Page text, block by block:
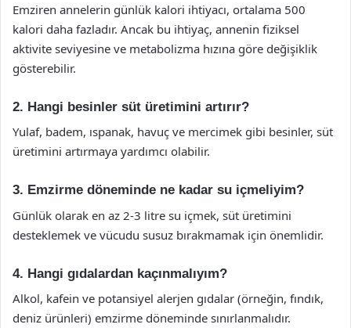
Emziren annelerin günlük kalori ihtiyacı, ortalama 500
kalori daha fazladır. Ancak bu ihtiyaç, annenin fiziksel
aktivite seviyesine ve metabolizma hızına göre değişiklik
gösterebilir.
2. Hangi besinler süt üretimini artırır?
Yulaf, badem, ıspanak, havuç ve mercimek gibi besinler, süt
üretimini artırmaya yardımcı olabilir.
3. Emzirme döneminde ne kadar su içmeliyim?
Günlük olarak en az 2-3 litre su içmek, süt üretimini
desteklemek ve vücudu susuz bırakmamak için önemlidir.
4. Hangi gıdalardan kaçınmalıyım?
Alkol, kafein ve potansiyel alerjen gıdalar (örneğin, fındık,
deniz ürünleri) emzirme döneminde sınırlanmalıdır.